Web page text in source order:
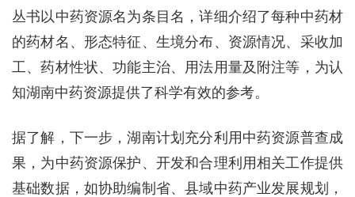
丛书以中药资源名为条目名，详细介绍了每种中药材
的药材名、形态特征、生境分布、资源情况、采收加
工、药材性状、功能主治、用法用量及附注等，为认
知湖南中药资源提供了科学有效的参考。
据了解，下一步，湖南计划充分利用中药资源普查成
果，为中药资源保护、开发和合理利用相关工作提供
基础数据，如协助编制省、县域中药产业发展规划，